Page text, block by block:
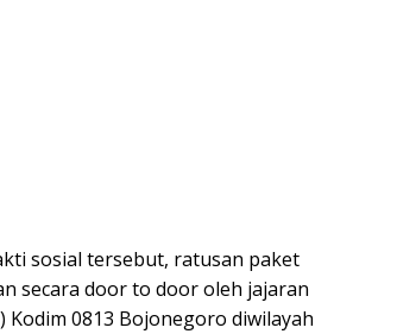
sosial tersebut, ratusan paket
secara door to door oleh jajaran
Kodim 0813 Bojonegoro diwilayah